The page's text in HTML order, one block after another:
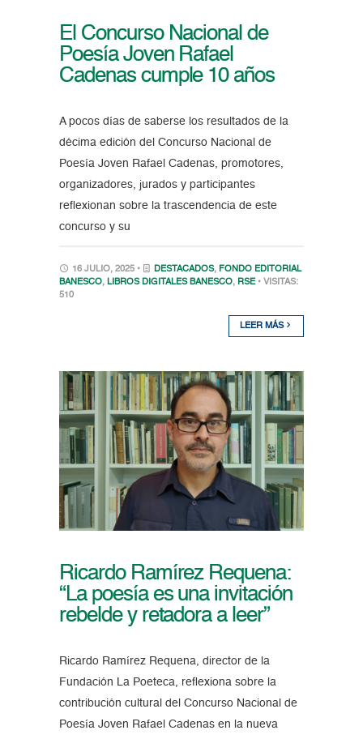
El Concurso Nacional de
Poesía Joven Rafael
Cadenas cumple 10 años
A pocos días de saberse los resultados de la
décima edición del Concurso Nacional de
Poesía Joven Rafael Cadenas, promotores,
organizadores, jurados y participantes
reflexionan sobre la trascendencia de este
concurso y su
16 JULIO, 2025 • DESTACADOS, FONDO EDITORIAL
BANESCO, LIBROS DIGITALES BANESCO, RSE • VISITAS:
510
LEER MÁS
Ricardo Ramírez Requena:
“La poesía es una invitación
rebelde y retadora a leer”
Ricardo Ramírez Requena, director de la
Fundación La Poeteca, reflexiona sobre la
contribución cultural del Concurso Nacional de
Poesía Joven Rafael Cadenas en la nueva